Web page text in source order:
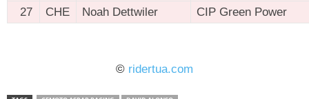
27
CHE Noah Dettwiler CIP Green Power
© ridertua.com